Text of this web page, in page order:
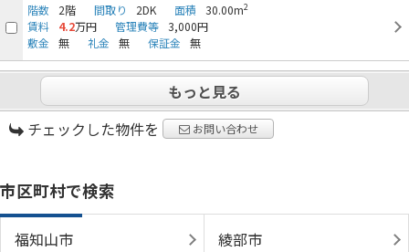
階数 2階 間取り 2DK 面積 30.00m2
賃料 4.2万円 管理費等 3,000円
敷金
無 礼金 無 保証金 無
もっと見る
チェックした物件を
お問い合わせ
市区町村で検索
福知山市 綾部市